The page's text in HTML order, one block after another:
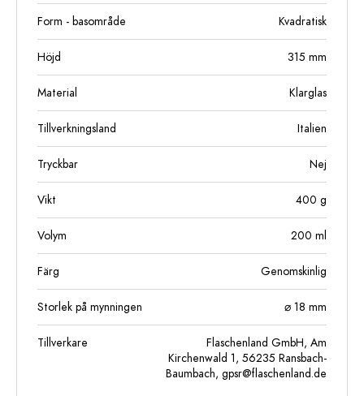
Form - basområde Kvadratisk
Höjd 315 mm
Material Klarglas
Tillverkningsland Italien
Tryckbar Nej
Vikt 400 g
Volym 200 ml
Färg Genomskinlig
Storlek på mynningen ⌀ 18 mm
Tillverkare
Flaschenland GmbH, Am
Kirchenwald 1, 56235 Ransbach-
Baumbach, gpsr@flaschenland.de